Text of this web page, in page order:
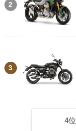
2
3
4